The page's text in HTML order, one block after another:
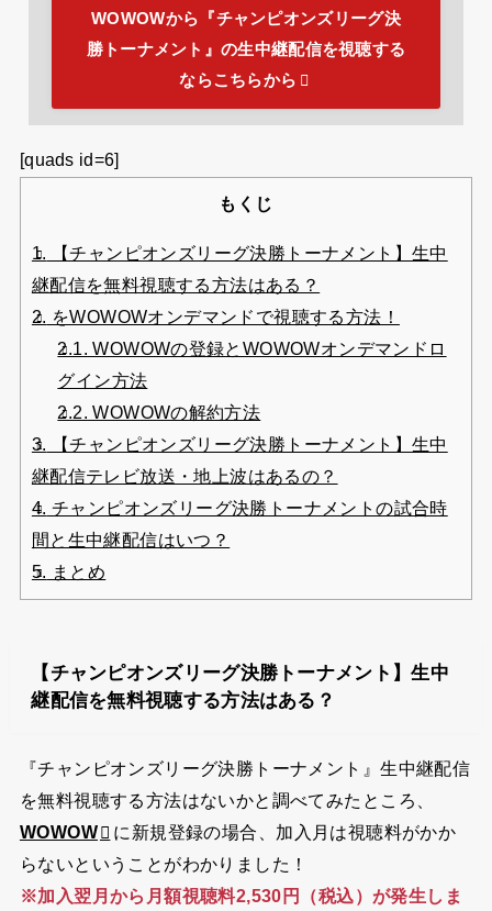
WOWOWから『チャンピオンズリーグ決
勝トーナメント』の生中継配信を視聴する
ならこちらから
[quads id=6]
もくじ
1.
【チャンピオンズリーグ決勝トーナメント】生中
継配信を無料視聴する方法はある？
2. をWOWOWオンデマンドで視聴する方法！
2.1. WOWOWの登録とWOWOWオンデマンドロ
グイン方法
2.2. WOWOWの解約方法
3.
【チャンピオンズリーグ決勝トーナメント】生中
継配信テレビ放送・地上波はあるの？
4. チャンピオンズリーグ決勝トーナメントの試合時
間と生中継配信はいつ？
5. まとめ
【チャンピオンズリーグ決勝トーナメント】生中
継配信を無料視聴する方法はある？
『チャンピオンズリーグ決勝トーナメント』生中継配信
を無料視聴する方法はないかと調べてみたところ、
WOWOW
に新規登録の場合、加入月は視聴料がかか
らないということがわかりました！
※加入翌月から月額視聴料2,530円（税込）が発生しま